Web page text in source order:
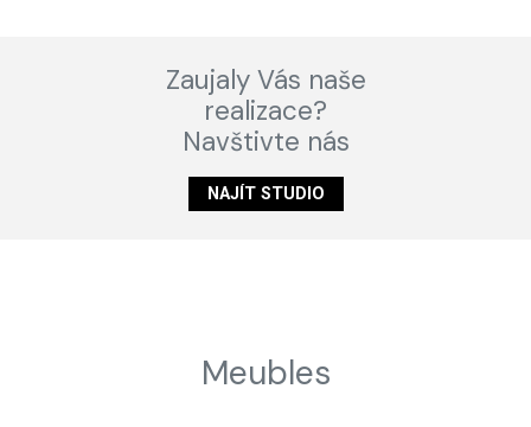
Zaujaly Vás naše
realizace?
Navštivte nás
NAJÍT STUDIO
Meubles